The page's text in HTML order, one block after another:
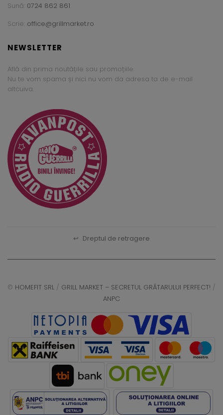
Sună: 0724 862 861
Scrie: office@grillmarket.ro
NEWSLETTER
Află din prima noutățile sau promoțiile.
Nu te vom spama și nici nu vom da adresa ta de e-mail
altcuiva.
↩ Dreptul de retragere
© HOMEFIT SRL / GRILL MARKET – SECRETUL GRĂTARULUI PERFECT! /
ANPC